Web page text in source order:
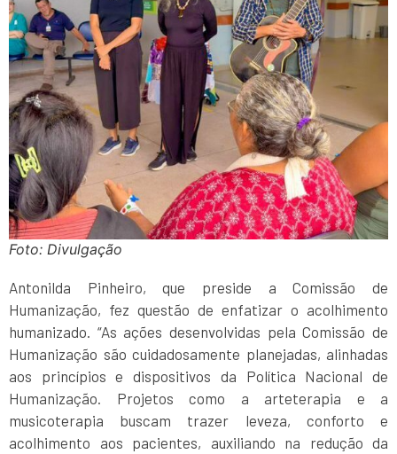
Foto: Divulgação
Antonilda Pinheiro, que preside a Comissão de
Humanização, fez questão de enfatizar o acolhimento
humanizado. “As ações desenvolvidas pela Comissão de
Humanização são cuidadosamente planejadas, alinhadas
aos princípios e dispositivos da Política Nacional de
Humanização. Projetos como a arteterapia e a
musicoterapia buscam trazer leveza, conforto e
acolhimento aos pacientes, auxiliando na redução da